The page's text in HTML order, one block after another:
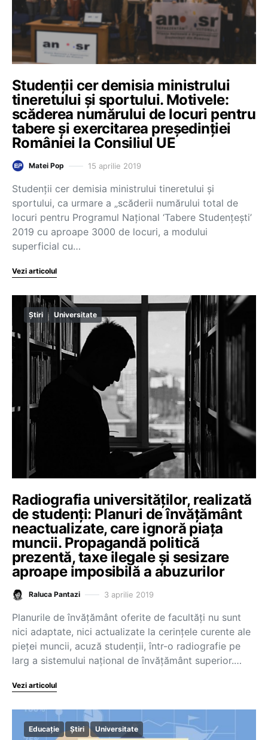
Studenții cer demisia ministrului
tineretului și sportului. Motivele:
scăderea numărului de locuri pentru
tabere și exercitarea președinției
României la Consiliul UE
Matei Pop 15 aprilie 2019
Studenții cer demisia ministrului tineretului și
sportului, ca urmare a „scăderii numărului total de
locuri pentru Programul Național ‘Tabere Studențești’
2019 cu aproape 3000 de locuri, a modului
superficial cu…
Vezi articolul
Știri Universitate
Radiografia universităților, realizată
de studenți: Planuri de învățământ
neactualizate, care ignoră piața
muncii. Propagandă politică
prezentă, taxe ilegale și sesizare
aproape imposibilă a abuzurilor
Raluca Pantazi 3 aprilie 2019
Planurile de învățământ oferite de facultăți nu sunt
nici adaptate, nici actualizate la cerințele curente ale
pieței muncii, acuză studenții, într-o radiografie pe
larg a sistemului național de învățământ superior.…
Vezi articolul
Educație Știri Universitate